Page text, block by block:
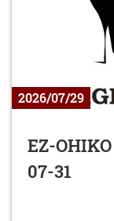
2026/07/29
EZ-
07-31